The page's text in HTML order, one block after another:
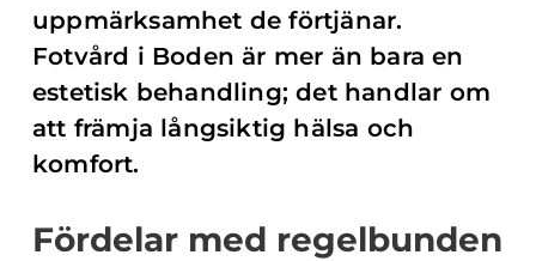
uppmärksamhet de förtjänar.
Fotvård i Boden är mer än bara en
estetisk behandling; det handlar om
att främja långsiktig hälsa och
komfort.
Fördelar med regelbunden